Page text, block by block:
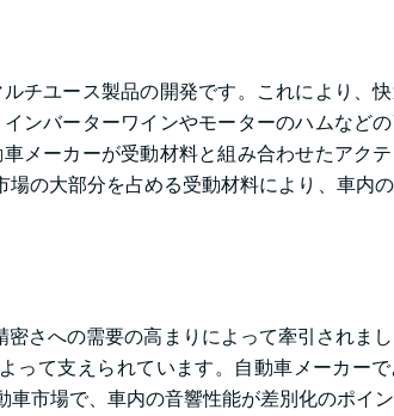
チユース製品の開発です。これにより、
ンバーターワインやモーターのハムなど
メーカーが受動材料と組み合わせたアク
の大部分を占める受動材料により、車内
さへの需要の高まりによって牽引されまし
って支えられています。自動車メーカー
市場で、車内の音響性能が差別化のポイ